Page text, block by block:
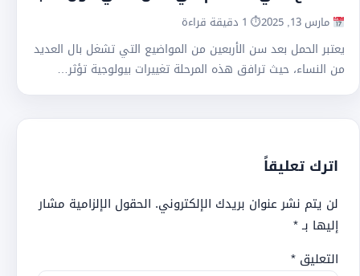
مارس 13, 2025 ⏱ 1 دقيقة قراءة
يعتبر الحمل بعد سن الأربعين من المواضيع التي تشغل بال العديد
من النساء، حيث ترافق هذه المرحلة تغييرات بيولوجية تؤثر…
اترك تعليقاً
لن يتم نشر عنوان بريدك الإلكتروني. الحقول الإلزامية مشار
إليها بـ*
التعليق *